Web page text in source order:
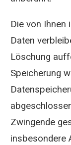
Die von Ihnen
Daten
Löschung
Speicherung
Zwingende
insbesondere